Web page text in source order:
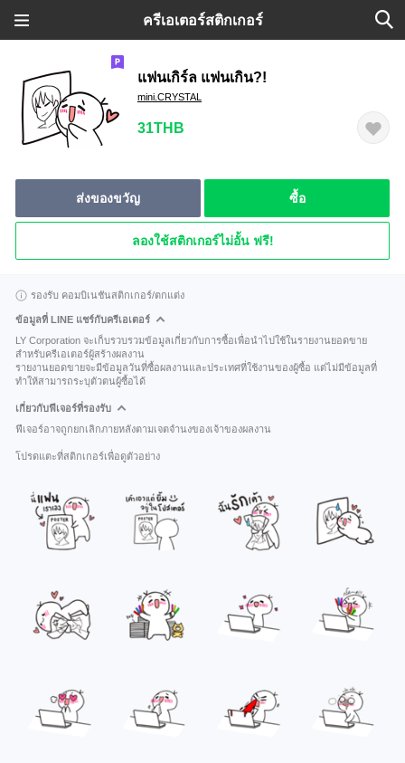
ครีเอเตอร์สติกเกอร์
แฟนเกิร์ล แฟนเกิน?!
mini.CRYSTAL
31THB
ส่งของขวัญ ซื้อ
ลองใช้สติกเกอร์ไม่อั้น ฟรี!
รองรับ คอมบิเนชันสติกเกอร์/ตกแต่ง
ข้อมูลที่ LINE แชร์กับครีเอเตอร์
LY Corporation จะเก็บรวบรวมข้อมูลเกี่ยวกับการซื้อเพื่อนำไปใช้ในรายงานยอดขาย
สำหรับครีเอเตอร์ผู้สร้างผลงาน
รายงานยอดขายจะมีข้อมูลวันที่ซื้อผลงานและประเทศที่ใช้งานของผู้ซื้อ แต่ไม่มีข้อมูลที่
ทำให้สามารถระบุตัวตนผู้ซื้อได้
เกี่ยวกับฟีเจอร์ที่รองรับ
ฟีเจอร์อาจถูกยกเลิกภายหลังตามเจตจำนงของเจ้าของผลงาน
โปรดแตะที่สติกเกอร์เพื่อดูตัวอย่าง